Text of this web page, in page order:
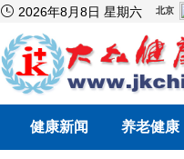
 2026年8月8日 星期六
健康新闻 养老健康